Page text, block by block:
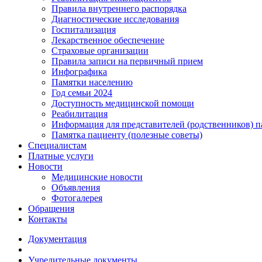
Правила внутреннего распорядка
Диагностические исследования
Госпитализация
Лекарственное обеспечение
Страховые организации
Правила записи на первичный прием
Инфографика
Памятки населению
Год семьи 2024
Доступность медицинской помощи
Реабилитация
Информация для представителей (родственников)
Памятка пациенту (полезные советы)
Специалистам
Платные услуги
Новости
Медицинские новости
Объявления
Фотогалерея
Обращения
Контакты
Документация
Учредительные документы